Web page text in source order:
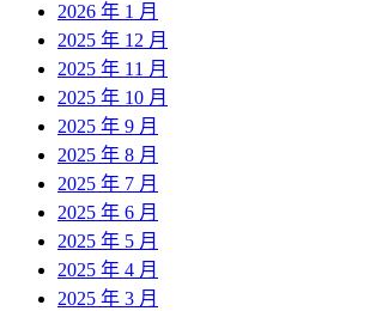
2026 年 1 月
2025 年 12 月
2025 年 11 月
2025 年 10 月
2025 年 9 月
2025 年 8 月
2025 年 7 月
2025 年 6 月
2025 年 5 月
2025 年 4 月
2025 年 3 月